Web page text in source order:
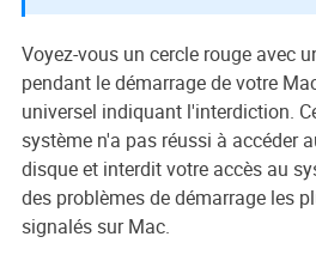
Voyez-vous un cercle rouge avec
pendant le démarrage de votre
universel indiquant l'interdiction.
système n'a pas réussi à accéder
disque et interdit votre accès au
des problèmes de démarrage les
signalés sur Mac.